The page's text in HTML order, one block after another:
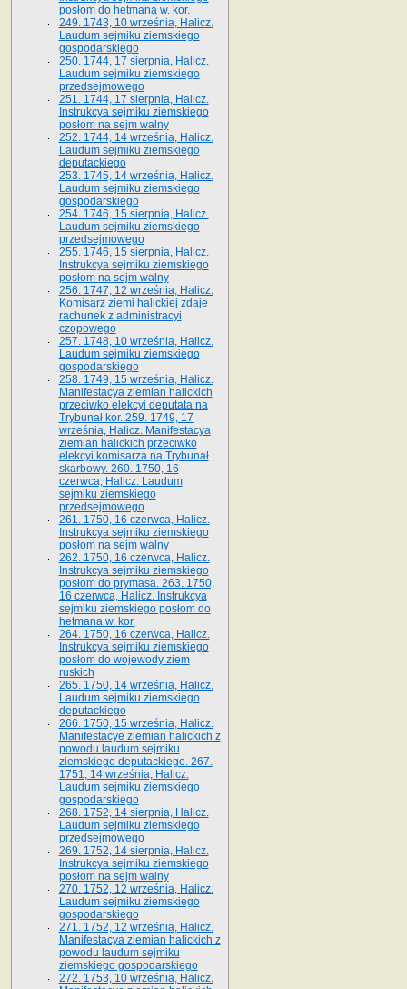
posłom do hetmana w. kor.
249. 1743, 10 września, Halicz.
Laudum sejmiku ziemskiego
gospodarskiego
250. 1744, 17 sierpnia, Halicz.
Laudum sejmiku ziemskiego
przedsejmowego
251. 1744, 17 sierpnia, Halicz.
Instrukcya sejmiku ziemskiego
posłom na sejm walny
252. 1744, 14 września, Halicz.
Laudum sejmiku ziemskiego
deputackiego
253. 1745, 14 września, Halicz.
Laudum sejmiku ziemskiego
gospodarskiego
254. 1746, 15 sierpnia, Halicz.
Laudum sejmiku ziemskiego
przedsejmowego
255. 1746, 15 sierpnia, Halicz.
Instrukcya sejmiku ziemskiego
posłom na sejm walny
256. 1747, 12 września, Halicz.
Komisarz ziemi halickiej zdaje
rachunek z administracyi
czopowego
257. 1748, 10 września, Halicz.
Laudum sejmiku ziemskiego
gospodarskiego
258. 1749, 15 września, Halicz.
Manifestacya ziemian halickich
przeciwko elekcyi deputata na
Trybunał kor. 259. 1749, 17
września, Halicz. Manifestacya
ziemian halickich przeciwko
elekcyi komisarza na Trybunał
skarbowy. 260. 1750, 16
czerwca, Halicz. Laudum
sejmiku ziemskiego
przedsejmowego
261. 1750, 16 czerwca, Halicz.
Instrukcya sejmiku ziemskiego
posłom na sejm walny
262. 1750, 16 czerwca, Halicz.
Instrukcya sejmiku ziemskiego
posłom do prymasa. 263. 1750,
16 czerwca, Halicz. Instrukcya
sejmiku ziemskiego posłom do
hetmana w. kor.
264. 1750, 16 czerwca, Halicz.
Instrukcya sejmiku ziemskiego
posłom do wojewody ziem
ruskich
265. 1750, 14 września, Halicz.
Laudum sejmiku ziemskiego
deputackiego
266. 1750, 15 września, Halicz.
Manifestacye ziemian halickich z
powodu laudum sejmiku
ziemskiego deputackiego. 267.
1751, 14 września, Halicz.
Laudum sejmiku ziemskiego
gospodarskiego
268. 1752, 14 sierpnia, Halicz.
Laudum sejmiku ziemskiego
przedsejmowego
269. 1752, 14 sierpnia, Halicz.
Instrukcya sejmiku ziemskiego
posłom na sejm walny
270. 1752, 12 września, Halicz.
Laudum sejmiku ziemskiego
gospodarskiego
271. 1752, 12 września, Halicz.
Manifestacya ziemian halickich z
powodu laudum sejmiku
ziemskiego gospodarskiego
272. 1753, 10 września, Halicz.